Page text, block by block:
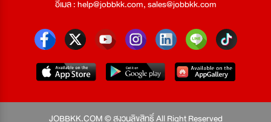
อีเมล :help@jobbkk.com,sales@jobbkk.com
JOBBKK.COM © สงวนลิขสิทธิ์ All Right Reserved